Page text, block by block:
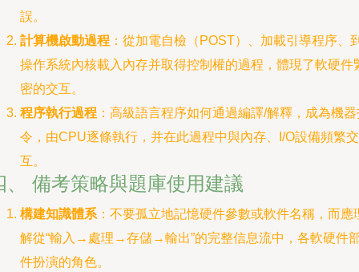
誤。
計算機啟動過程 ：從加電自檢（POST）、加載引導程序、
操作系統內核載入內存并取得控制權的過程，體現了軟硬件
密的交互。
程序執行過程 ：高級語言程序如何通過編譯/解釋，成為機
令，由CPU逐條執行，并在此過程中與內存、I/O設備頻繁交
互。
、 備考策略與題庫使用建議
構建知識體系 ：不要孤立地記憶硬件參數或軟件名稱，而應
解從“輸入→處理→存儲→輸出”的完整信息流中，各軟硬件
件扮演的角色。